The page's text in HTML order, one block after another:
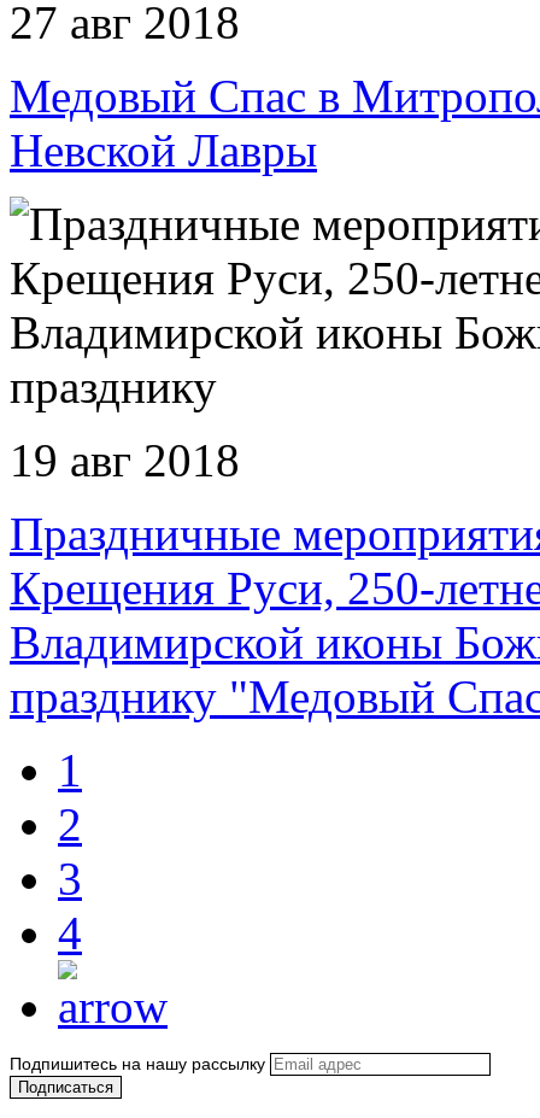
27 авг 2018
Медовый Спас в
Невской Лавры
19 авг 2018
Праздничные
Крещения Руси, 250-
Владимирской иконы
празднику "Медовый
1
2
3
4
Подпишитесь на нашу рассылку